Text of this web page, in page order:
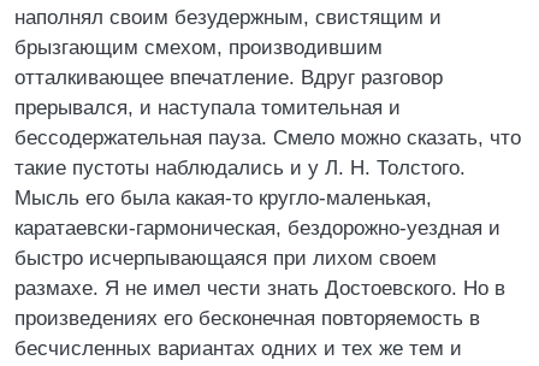
наполнял своим безудержным, свистящим и
брызгающим смехом, производившим
отталкивающее впечатление. Вдруг разговор
прерывался, и наступала томительная и
бессодержательная пауза. Смело можно сказать, что
такие пустоты наблюдались и у Л. Н. Толстого.
Мысль его была какая-то кругло-маленькая,
каратаевски-гармоническая, бездорожно-уездная и
быстро исчерпывающаяся при лихом своем
размахе. Я не имел чести знать Достоевского. Но в
произведениях его бесконечная повторяемость в
бесчисленных вариантах одних и тех же тем и